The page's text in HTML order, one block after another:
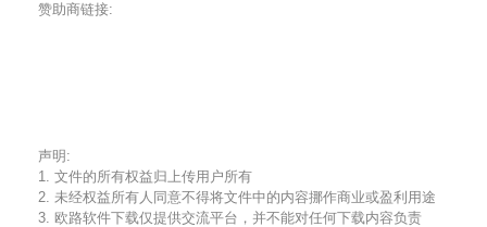
赞助商链接:
声明:
1. 文件的所有权益归上传用户所有
2. 未经权益所有人同意不得将文件中的内容挪作商业或盈利用途
3. 欧路软件下载仅提供交流平台，并不能对任何下载内容负责